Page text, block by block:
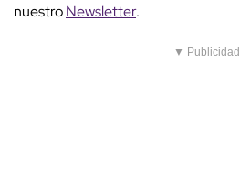
nuestroNewsletter.
▼ Publicidad